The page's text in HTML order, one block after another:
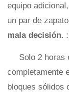
equipo
un par de
mala decisión.
Solo 2 horas
completamente
bloques sólidos